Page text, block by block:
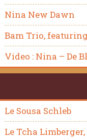
Nina New Dawn
Bam Trio,
Video : Nina – De
Le Sousa Schleb
Le Tcha